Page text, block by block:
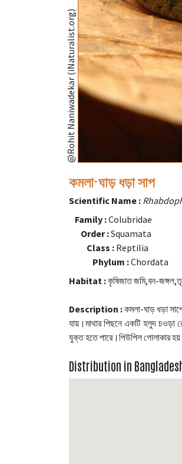
@Rohit Naniwadekar (iNaturalist.org)
কমলা-ঘাড় ধড়া সাপ
Scientific Name :
Family :Colubridae
Order :Squamata
Class : Reptilia
Phylum :Chordata
Habitat :কৃষিজাত জমি,বন-
Description :কমলা-ঘাড় ধড়া
যায়।মাথার পিছনে একটি হলুদ চওড়া
যুক্ত হতে পারে।পিউপিল গোলাকার
Distribution in